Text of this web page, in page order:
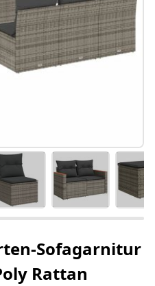
Sofagarnitur
Rattan